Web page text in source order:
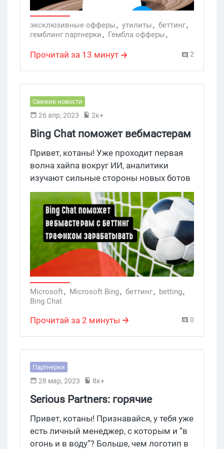
пролива, что отлично скажется на росте
молодых байеров. Залетай на обзор и
знакомся с партнеркой Yellana ближе!
эксклюзивные офферы, утилиты, беттинг,
гемблинг партнерки, Гембла офферы,
Прочитай за 13 минут 2
Свежие новости
26 апр, 2023 2к+
Bing Chat поможет вебмастерам
с беттинг трафиком
зарабатывать больше
Привет, котаны! Уже проходит первая
волна хайпа вокруг ИИ, аналитики
изучают сильные стороны новых ботов
и способы заработка на трафике.
Сравнив Google Bard и Bing Chat,
пользователи отмечают, что последний
лучше справляется с прогнозами на
спортивные мероприятия, с расчетом
формул и коэффициентов, в то время,
как Google Bard больше подходит для
написания кода. В чем там детали,
рассказываем.
Microsoft, Microsoft Bing, беттинг, betting,
Bing Chat
Прочитай за 2 минуты 0
Партнерки
28 мар, 2023 8к+
Serious Partners: горячие
гемблинг и мобайл офферы под
жаркие ГЕО
Привет, котаны! Признавайся, у тебя уже
есть личный менеджер, с которым и “в
огонь и в воду”? Больше, чем логотип в